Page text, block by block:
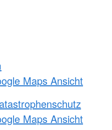
Maps Ansicht
Maps Ansicht